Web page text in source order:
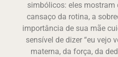
simbólicos: eles mostram
cansaço da rotina, a
importância de sua mãe
sensível de dizer “eu vejo
materna, da força, da